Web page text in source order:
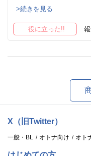
>続きを見る
役に立った!!
X（旧Twitter）
一般・BL オトナ向け オト